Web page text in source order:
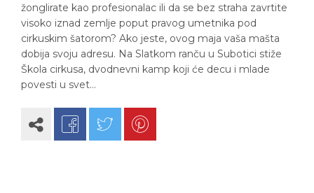
žonglirate kao profesionalac ili da se bez straha zavrtite
visoko iznad zemlje poput pravog umetnika pod
cirkuskim šatorom? Ako jeste, ovog maja vaša mašta
dobija svoju adresu. Na Slatkom ranču u Subotici stiže
Škola cirkusa, dvodnevni kamp koji će decu i mlade
povesti u svet…